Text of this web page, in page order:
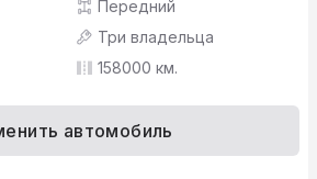
Передний
Три владельца
158000 км.
автомобиль